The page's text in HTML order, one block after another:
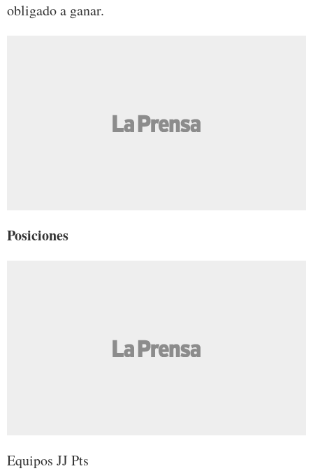
obligado a ganar.
Posiciones
Equipos JJ Pts